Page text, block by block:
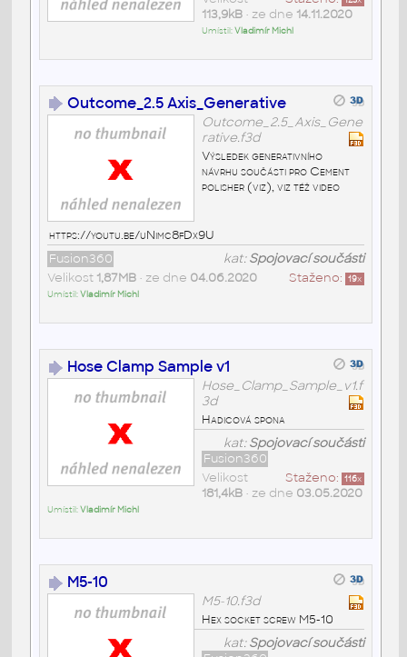
113,9kB• ze dne 14.11.2020
Umístil:Vladimír Michl
Outcome_2.5 Axis_Generative
Outcome_2.5_Axis_Gene
rative.f3d
Výsledek generativního
návrhu součásti pro Cement
polisher (viz), viz též video
https://youtu.be/uNimc8fDx9U
kat:Spojovací součásti
Fusion360
Staženo: 19x
Velikost 1,87MB• ze dne 04.06.2020
Umístil:Vladimír Michl
Hose Clamp Sample v1
Hose_Clamp_Sample_v1.f
3d
Hadicová spona
kat:Spojovací součásti
Fusion360
Staženo: 116x
Velikost
181,4kB• ze dne 03.05.2020
Umístil:Vladimír Michl
M5-10
M5-10.f3d
Hex socket screw M5-10
kat:Spojovací součásti